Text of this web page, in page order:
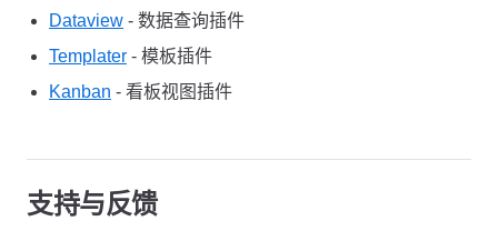
Dataview - 数据查询插件
Templater - 模板插件
Kanban - 看板视图插件
支持与反馈